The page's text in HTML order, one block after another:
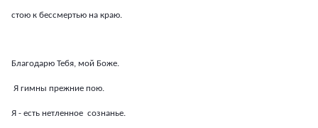
стою к бессмертью на краю.
Благодарю Тебя, мой Боже.
Я гимны прежние пою.
Я - есть нетленное сознанье.